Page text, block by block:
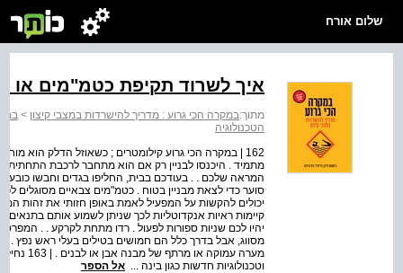
שלום אורח
איך לשרוד תקיפת כטמ"מים או
מתוך:במקרה הכי גרוע : מדריך להישרדות במצבי קיצון >
הטכנולוגיה
162 | במקרה הכי גרוע קילומטרים ; כשאוזל הדלק
מתמיד . היכנסו לבניין רק אם הוא מתחבר לרכבת התחתית או
סוער כדי לצאת מבניין בטוח . כטמ"מים צבאיים מסוגלים
יכולים להקשות על המפעיל לאמת באופן חזותי את זהות
קיימות ראיות אנקדוטליות לכך שניתן לשמוע אותם
יהיו לכם שניות ספורות לפעול . רדו מתחת לקרקע . .
מסווג, אבל בדרך כלל הם חמושים בטילים בעלי ראש נפץ .
מערה
וטכנולוגיות חדשות כגון בינה ... אל הספר